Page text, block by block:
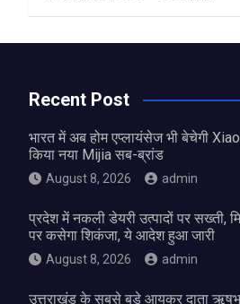
Recent Post
भारत में अब होम एप्लायंसेज भी बेचेगी
किया नया Mijia सब-ब्रांड
August 8, 2026 admin
प्रदेश में नकली डेयरी उत्पादों पर सख्ती,
पर कसेगा शिकंजा, ये आदेश हुआ जारी
August 8, 2026 admin
उत्तराखंड के सबसे बड़े आयकर दाता